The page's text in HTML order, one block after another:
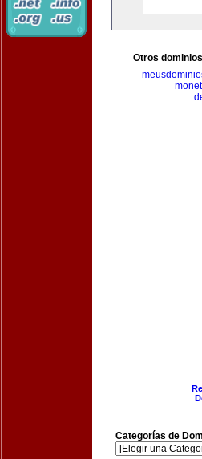
Otros
Categorías de